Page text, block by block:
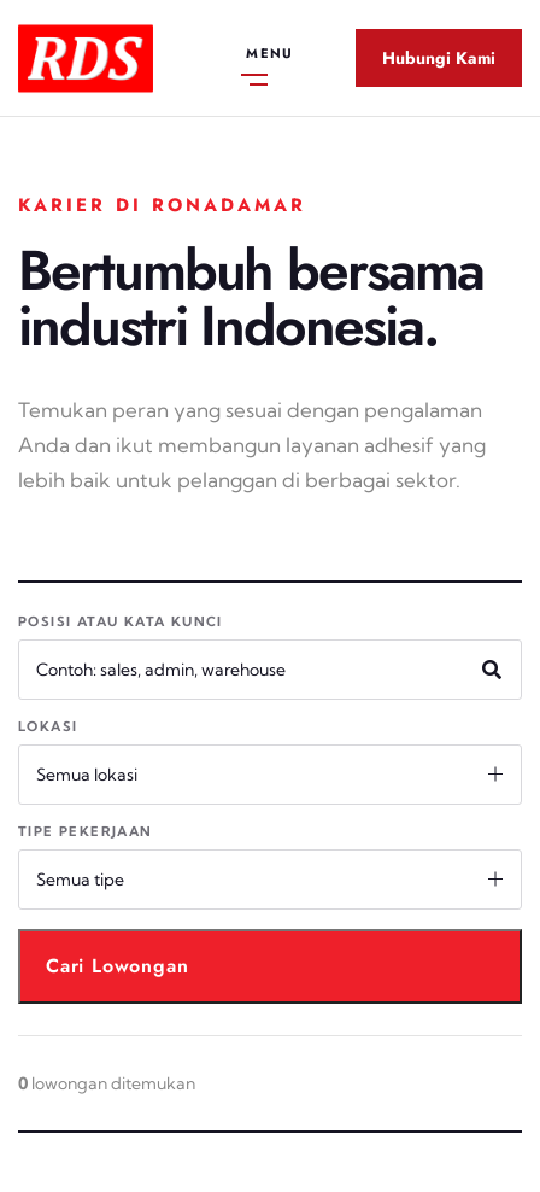
MENU Hubungi Kami
KARIER DI RONADAMAR
Bertumbuh bersama
industri Indonesia.
Temukan peran yang sesuai dengan pengalaman
Anda dan ikut membangun layanan adhesif yang
lebih baik untuk pelanggan di berbagai sektor.
POSISI ATAU KATA KUNCI
LOKASI
Semua lokasi
TIPE PEKERJAAN
Semua tipe
Cari Lowongan
0 lowongan ditemukan